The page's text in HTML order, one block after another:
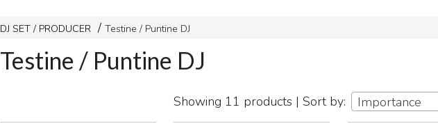
DJ SET / PRODUCER Testine / Puntine DJ
Testine / Puntine DJ
Showing 11 products | Sort by: Importance